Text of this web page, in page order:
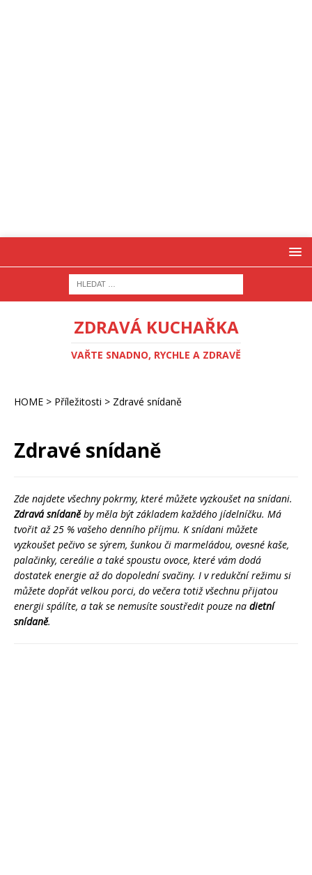
ZDRAVÁ KUCHAŘKA
VAŘTE SNADNO, RYCHLE A ZDRAVĚ
HOME > Příležitosti > Zdravé snídaně
Zdravé snídaně
Zde najdete všechny pokrmy, které můžete vyzkoušet na snídani.
Zdravá snídaněby měla být základem každého jídelníčku. Má
tvořit až 25 % vašeho denního příjmu. K snídani můžete
vyzkoušet pečivo se sýrem, šunkou či marmeládou, ovesné kaše,
palačinky, cereálie a také spoustu ovoce, které vám dodá
dostatek energie až do dopolední svačiny. I v redukční režimu si
můžete dopřát velkou porci, do večera totiž všechnu přijatou
energii spálíte, a tak se nemusíte soustředit pouze na dietní
snídaně.